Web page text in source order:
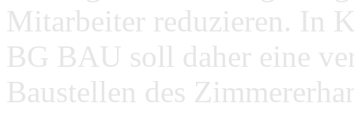
Mitarbeiter reduzieren. In
BG BAU soll daher eine
Baustellen des